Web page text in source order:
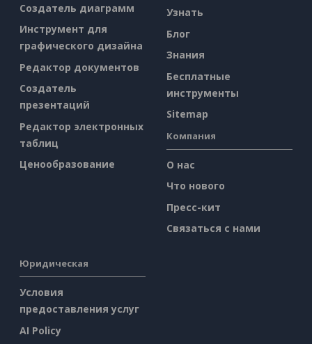
Создатель диаграмм
Инструмент для
графического дизайна
Редактор документов
Создатель
презентаций
Редактор электронных
таблиц
Ценообразование
Узнать
Блог
Знания
Бесплатные
инструменты
Sitemap
Компания
О нас
Что нового
Пресс-кит
Связаться с нами
Юридическая
Условия
предоставления услуг
AI Policy